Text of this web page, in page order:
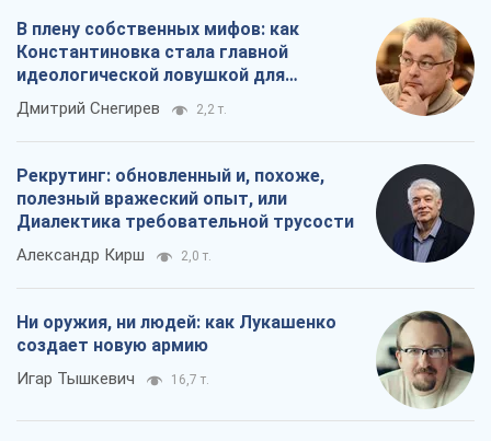
В плену собственных мифов: как
Константиновка стала главной
идеологической ловушкой для
российских оккупантов
Дмитрий Снегирев 2,2 т.
Рекрутинг: обновленный и, похоже,
полезный вражеский опыт, или
Диалектика требовательной трусости
Александр Кирш 2,0 т.
Ни оружия, ни людей: как Лукашенко
создает новую армию
Игар Тышкевич 16,7 т.